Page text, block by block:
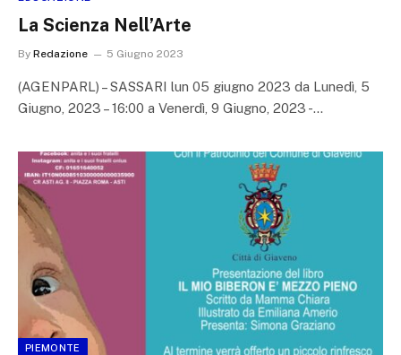
La Scienza Nell’Arte
By Redazione 5 Giugno 2023
(AGENPARL) – SASSARI lun 05 giugno 2023 da Lunedì, 5
Giugno, 2023 – 16:00 a Venerdì, 9 Giugno, 2023 -…
PIEMONTE